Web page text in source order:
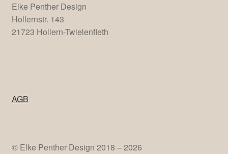
Elke Penther Design
Hollernstr. 143
21723 Hollern-Twielenfleth
AGB
© Elke Penther Design 2018 – 2026